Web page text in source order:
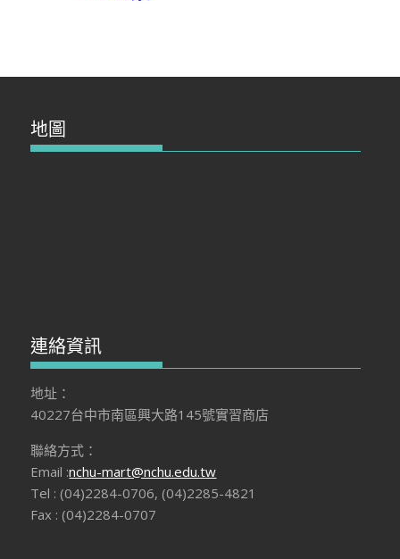
地圖
連絡資訊
地址：
40227台中市南區興大路145號實習商店
聯絡方式：
Email :nchu-mart@nchu.edu.tw
Tel : (04)2284-0706, (04)2285-4821
Fax : (04)2284-0707